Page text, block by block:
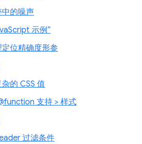
的噪声
示例”
位精确度形参
的 CSS 值
支持 > 样式
过滤条件